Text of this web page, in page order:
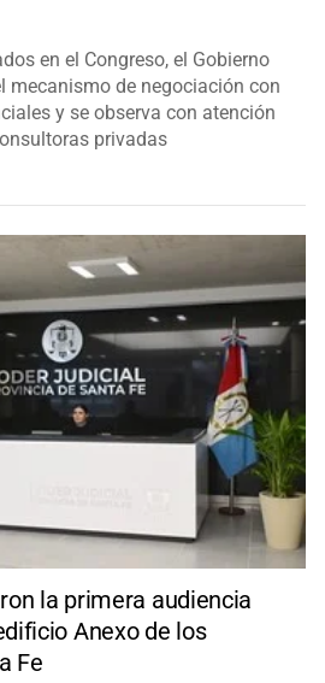
en el Congreso, el Gobierno
mecanismo de negociación con
y se observa con atención
privadas
la primera audiencia
Anexo de los
Fe